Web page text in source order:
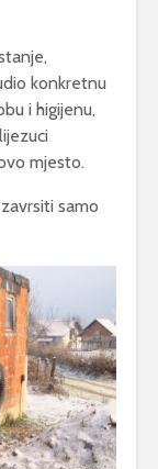
konkretnu
i higijenu,
mjesto.
samo